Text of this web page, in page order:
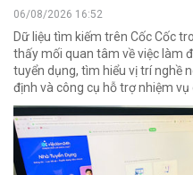
06/08/2026 16:52
Dữ liệu tìm kiếm trên Cốc Cốc
thấy mối quan tâm về việc làm
tuyển dụng, tìm hiểu vị trí nghề
định và công cụ hỗ trợ nhiệm vụ